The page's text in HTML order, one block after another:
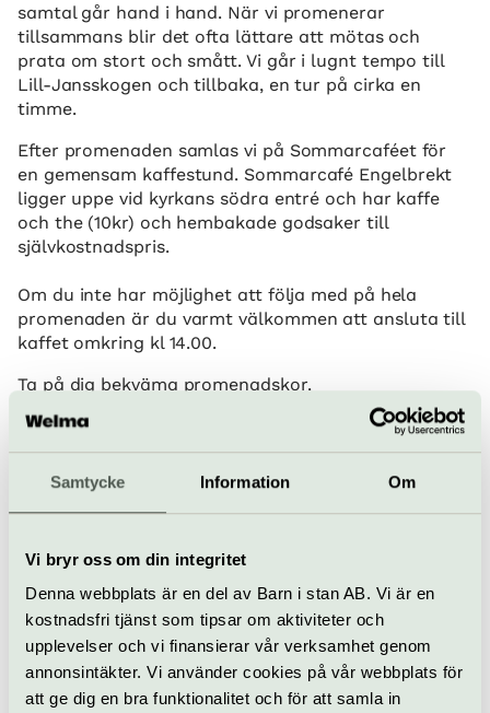
Samtycke Information Om
Vi bryr oss om din integritet
Denna webbplats är en del av Barn i stan AB. Vi är en
kostnadsfri tjänst som tipsar om aktiviteter och
upplevelser och vi finansierar vår verksamhet genom
annonsintäkter. Vi använder cookies på vår webbplats för
att ge dig en bra funktionalitet och för att samla in
samtal går hand i hand. När vi promenerar
tillsammans blir det ofta lättare att mötas och
prata om stort och smått. Vi går i lugnt tempo till
Lill-Jansskogen och tillbaka, en tur på cirka en
timme.
Efter promenaden samlas vi på Sommarcaféet för
en gemensam kaffestund. Sommarcafé Engelbrekt
ligger uppe vid kyrkans södra entré och har kaffe
och the (10kr) och hembakade godsaker till
självkostnadspris.
Om du inte har möjlighet att följa med på hela
promenaden är du varmt välkommen att ansluta till
kaffet omkring kl 14.00.
Ta på dig bekväma promenadskor.
Frågor: Nicklas Amran Blom, 08-406 98 17
När
Onsdagar från 1 juli till 26 augusti kl 13.00–14.00
Ingen kostnad och ingen föranmälan.
Bra att veta
Kafé
Hiss och ramper
Restaurang
Bar